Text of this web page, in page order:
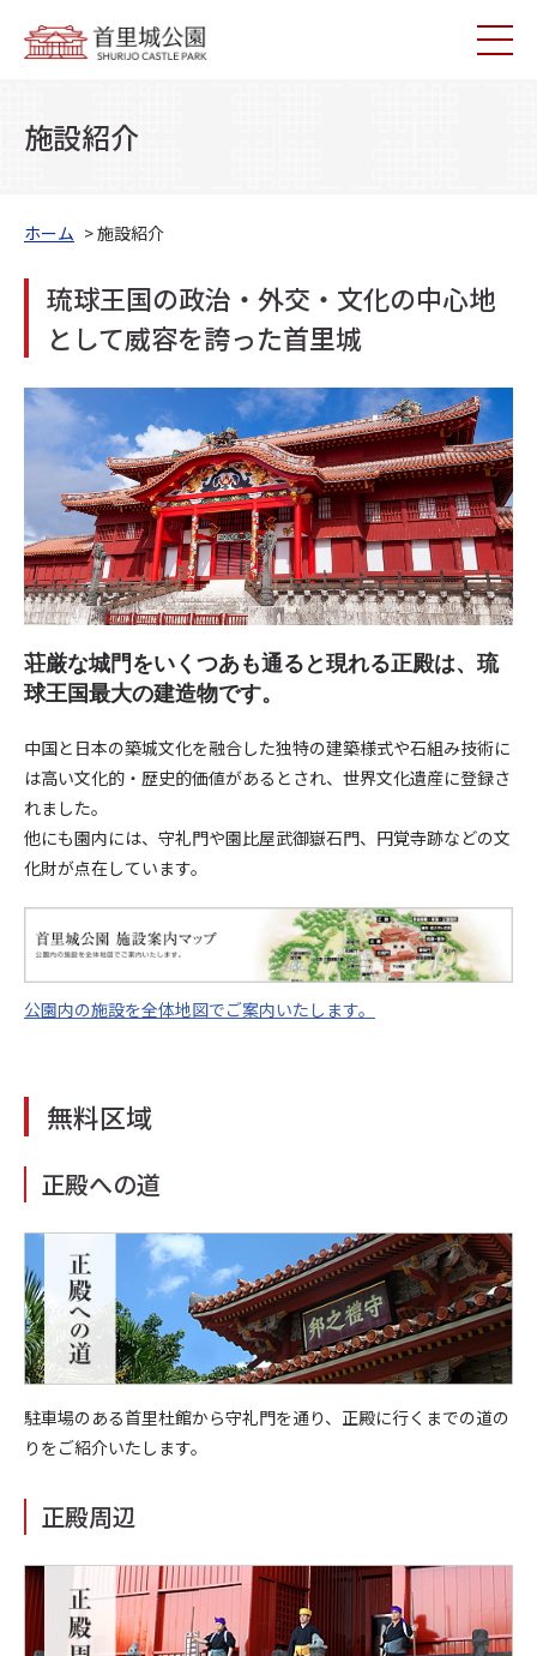
施設紹介
ホーム > 施設紹介
琉球王国の政治・外交・文化の中心地
として威容を誇った首里城
荘厳な城門をいくつあも通ると現れる正殿は、琉
球王国最大の建造物です。
中国と日本の築城文化を融合した独特の建築様式や石組み技術に
は高い文化的・歴史的価値があるとされ、世界文化遺産に登録さ
れました。
他にも園内には、守礼門や園比屋武御嶽石門、円覚寺跡などの文
化財が点在しています。
公園内の施設を全体地図でご案内いたします。
無料区域
正殿への道
駐車場のある首里杜館から守礼門を通り、正殿に行くまでの道の
りをご紹介いたします。
正殿周辺